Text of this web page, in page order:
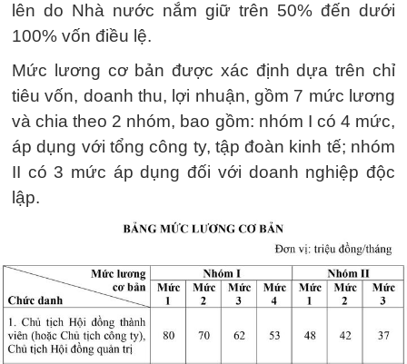
lên do Nhà nước nắm giữ trên 50% đến dưới
100% vốn điều lệ.
Mức lương cơ bản được xác định dựa trên chỉ
tiêu vốn, doanh thu, lợi nhuận, gồm 7 mức lương
và chia theo 2 nhóm, bao gồm: nhóm I có 4 mức,
áp dụng với tổng công ty, tập đoàn kinh tế; nhóm
II có 3 mức áp dụng đối với doanh nghiệp độc
lập.